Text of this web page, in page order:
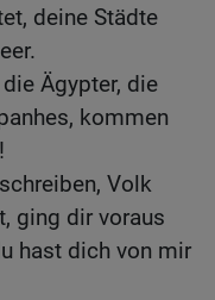
deine Städte
Ägypter, die
kommen
Volk
ging dir voraus
hast dich von mir